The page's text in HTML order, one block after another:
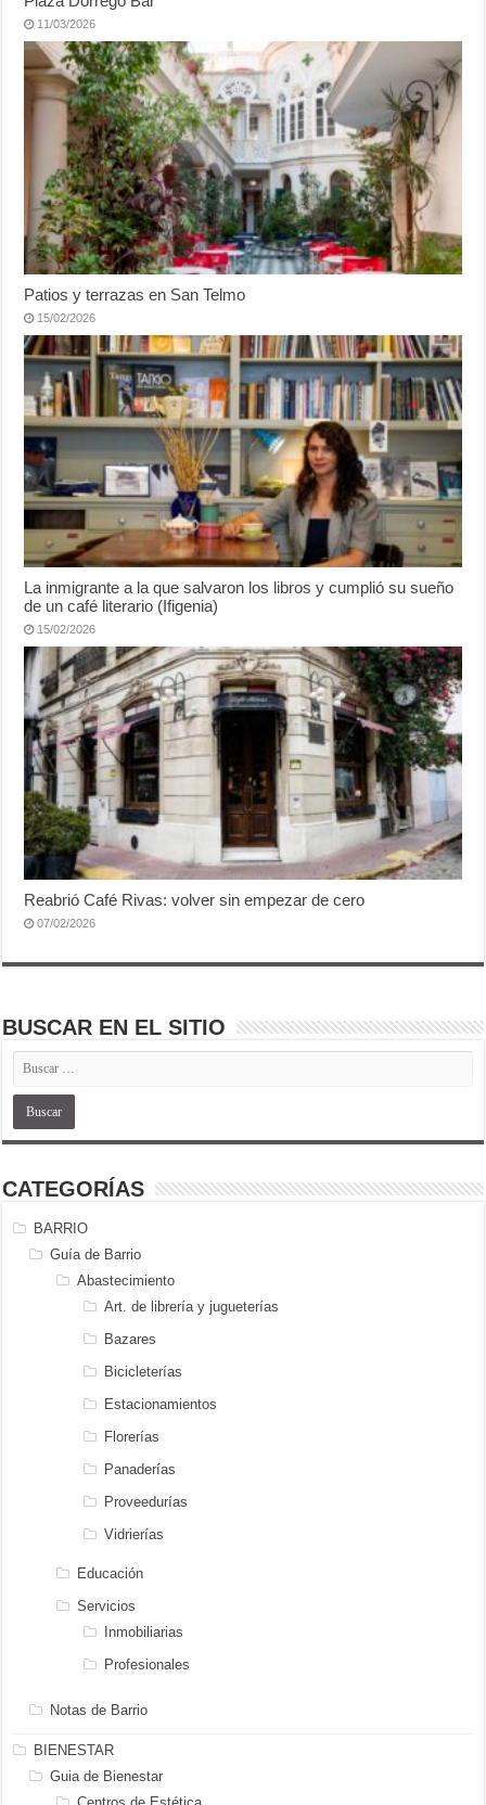
11/03/2026
Patios y terrazas en San Telmo
15/02/2026
La inmigrante a la que salvaron los libros y cumplió su sueño
de un café literario (Ifigenia)
15/02/2026
Reabrió Café Rivas: volver sin empezar de cero
07/02/2026
BUSCAR EN EL SITIO
CATEGORÍAS
BARRIO
Guía de Barrio
Abastecimiento
Art. de librería y jugueterías
Bazares
Bicicleterías
Estacionamientos
Florerías
Panaderías
Proveedurías
Vidrierías
Educación
Servicios
Inmobiliarias
Profesionales
Notas de Barrio
BIENESTAR
Guia de Bienestar